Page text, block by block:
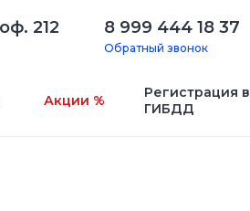
212 8 999 444 18 37
Обратный звонок
Акции %
Регистрация в
ГИБДД